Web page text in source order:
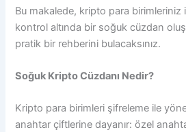
Bu makalede, kripto para birimleriniz
kontrol altında bir soğuk cüzdan
pratik bir rehberini bulacaksınız.
Soğuk Kripto Cüzdanı Nedir?
Kripto para birimleri şifreleme ile
anahtar çiftlerine dayanır: özel